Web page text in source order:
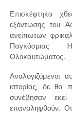
Επισκέφτηκα
εξόντωσης του
ανείπωτων
Παγκόσμιας
Ολοκαυτώματος.
Αναλογιζόμενοι
ιστορίας, δε θα
συνέβησαν
επαναληφθούν.